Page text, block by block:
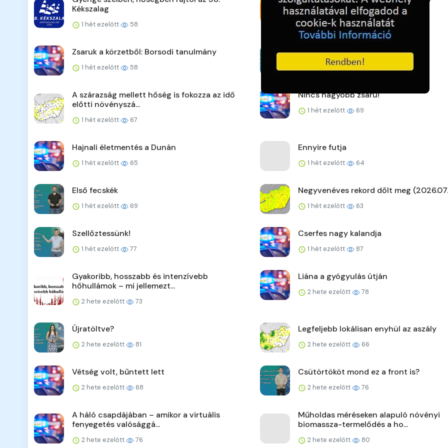
Kékszalag
1 hét ezelőtt 58
1 hét ezelőtt 59
Zsaruk a körzetből: Borsodi tanulmány
1 hét ezelőtt 58
A kemence előtt
1 hét ezelőtt 64
A szárazság mellett hőség is fokozza az idő
előtti növényszá...
1 hét ezelőtt 67
Nincs nagyobb zsaru!
1 hét ezelőtt 69
Hajnali életmentés a Dunán
1 hét ezelőtt 65
Ennyire futja
1 hét ezelőtt 64
Első fecskék
1 hét ezelőtt 69
Negyvenéves rekord dőlt meg
1 hét ezelőtt 63
Szellőztessünk!
1 hét ezelőtt 77
Cserfes nagy kalandja
1 hét ezelőtt 87
Gyakoribb, hosszabb és intenzívebb
hőhullámok – mi jellemezt...
2 hete ezelőtt 73
Liána a gyógyulás útján
2 hete ezelőtt 78
Újratöltve?
2 hete ezelőtt 81
Legfeljebb lokálisan enyhül az aszály
2 hete ezelőtt 66
Vétség volt, bűntett lett
2 hete ezelőtt 68
Csütörtököt mond ez a front is?
2 hete ezelőtt 76
A háló csapdájában – amikor a virtuális
fenyegetés valósággá...
2 hete ezelőtt 76
Műholdas méréseken alapuló növényi
biomassza-termelődés a ho...
2 hete ezelőtt 80